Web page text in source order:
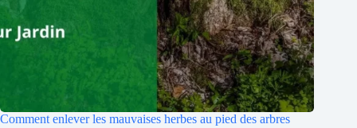
Comment enlever les mauvaises herbes au pied des arbres